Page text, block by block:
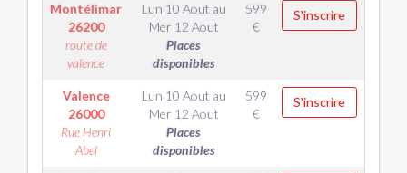
Montélimar
26200
route de
valence
Lun 10 Aout au
Mer 12 Aout
Places
disponibles
599
€
S'inscrire
Valence
26000
Rue Henri
Abel
Lun 10 Aout au
Mer 12 Aout
Places
disponibles
599
€
S'inscrire